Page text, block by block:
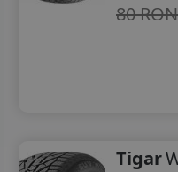
80 RON
Tigar